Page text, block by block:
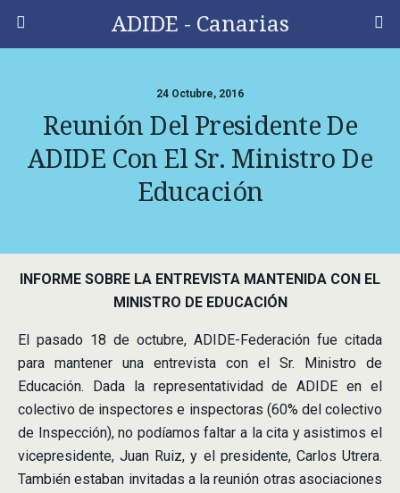
ADIDE - Canarias
24 Octubre, 2016
Reunión Del Presidente De
ADIDE Con El Sr. Ministro De
Educación
INFORME SOBRE LA ENTREVISTA MANTENIDA CON EL
MINISTRO DE EDUCACIÓN
El pasado 18 de octubre, ADIDE-Federación fue citada
para mantener una entrevista con el Sr. Ministro de
Educación. Dada la representatividad de ADIDE en el
colectivo de inspectores e inspectoras (60% del colectivo
de Inspección), no podíamos faltar a la cita y asistimos el
vicepresidente, Juan Ruiz, y el presidente, Carlos Utrera.
También estaban invitadas a la reunión otras asociaciones